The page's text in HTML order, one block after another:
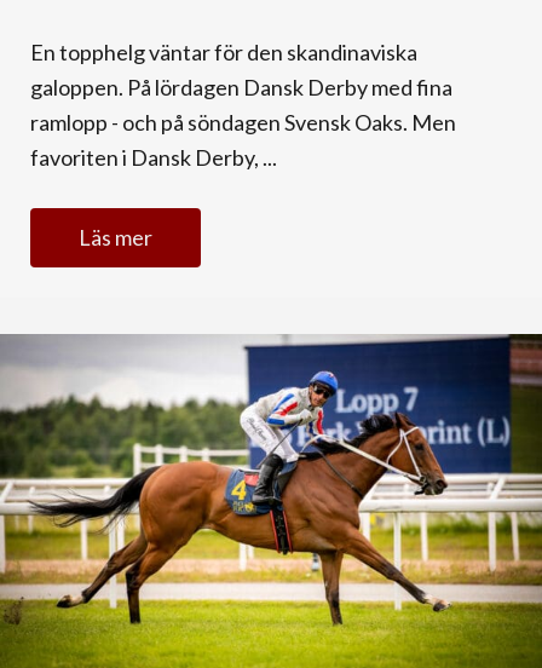
En topphelg väntar för den skandinaviska
galoppen. På lördagen Dansk Derby med fina
ramlopp - och på söndagen Svensk Oaks. Men
favoriten i Dansk Derby, ...
Läs mer